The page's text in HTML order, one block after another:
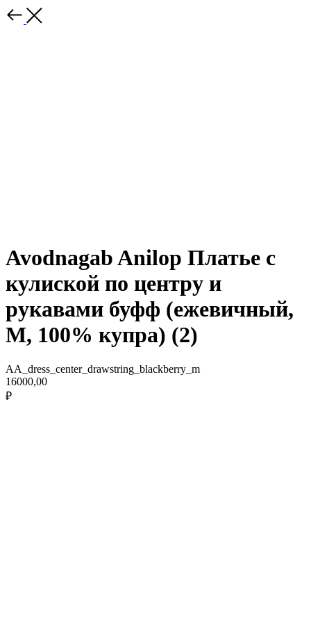
Avodnagab Anilop Платье с
кулиской по центру и
рукавами буфф (ежевичный,
M, 100% купра) (2)
AA_dress_center_drawstring_blackberry_m
16000,00
₽